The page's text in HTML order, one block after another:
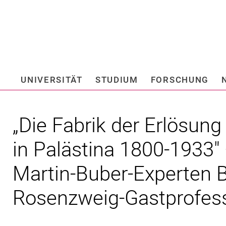
Springe direkt zu:
UNIVERSITÄT STUDIUM FORSCHUNG
„Die Fabrik der
in Palästina 1800-
Martin-Buber-Experten
Rosenzweig-